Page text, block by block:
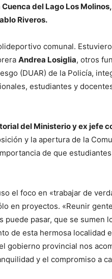
del Lago Los
Riveros.
comunal.
Andrea Losiglia, otros
(DUAR) de la Policía,
estudiantes y
del Ministerio y ex jefe
y la apertura de la
de que
el foco en «trabajar de
en proyectos. «Reunir
puede pasar, que se sumen
de esta hermosa localidad
gobierno provincial nos
y el compromiso a